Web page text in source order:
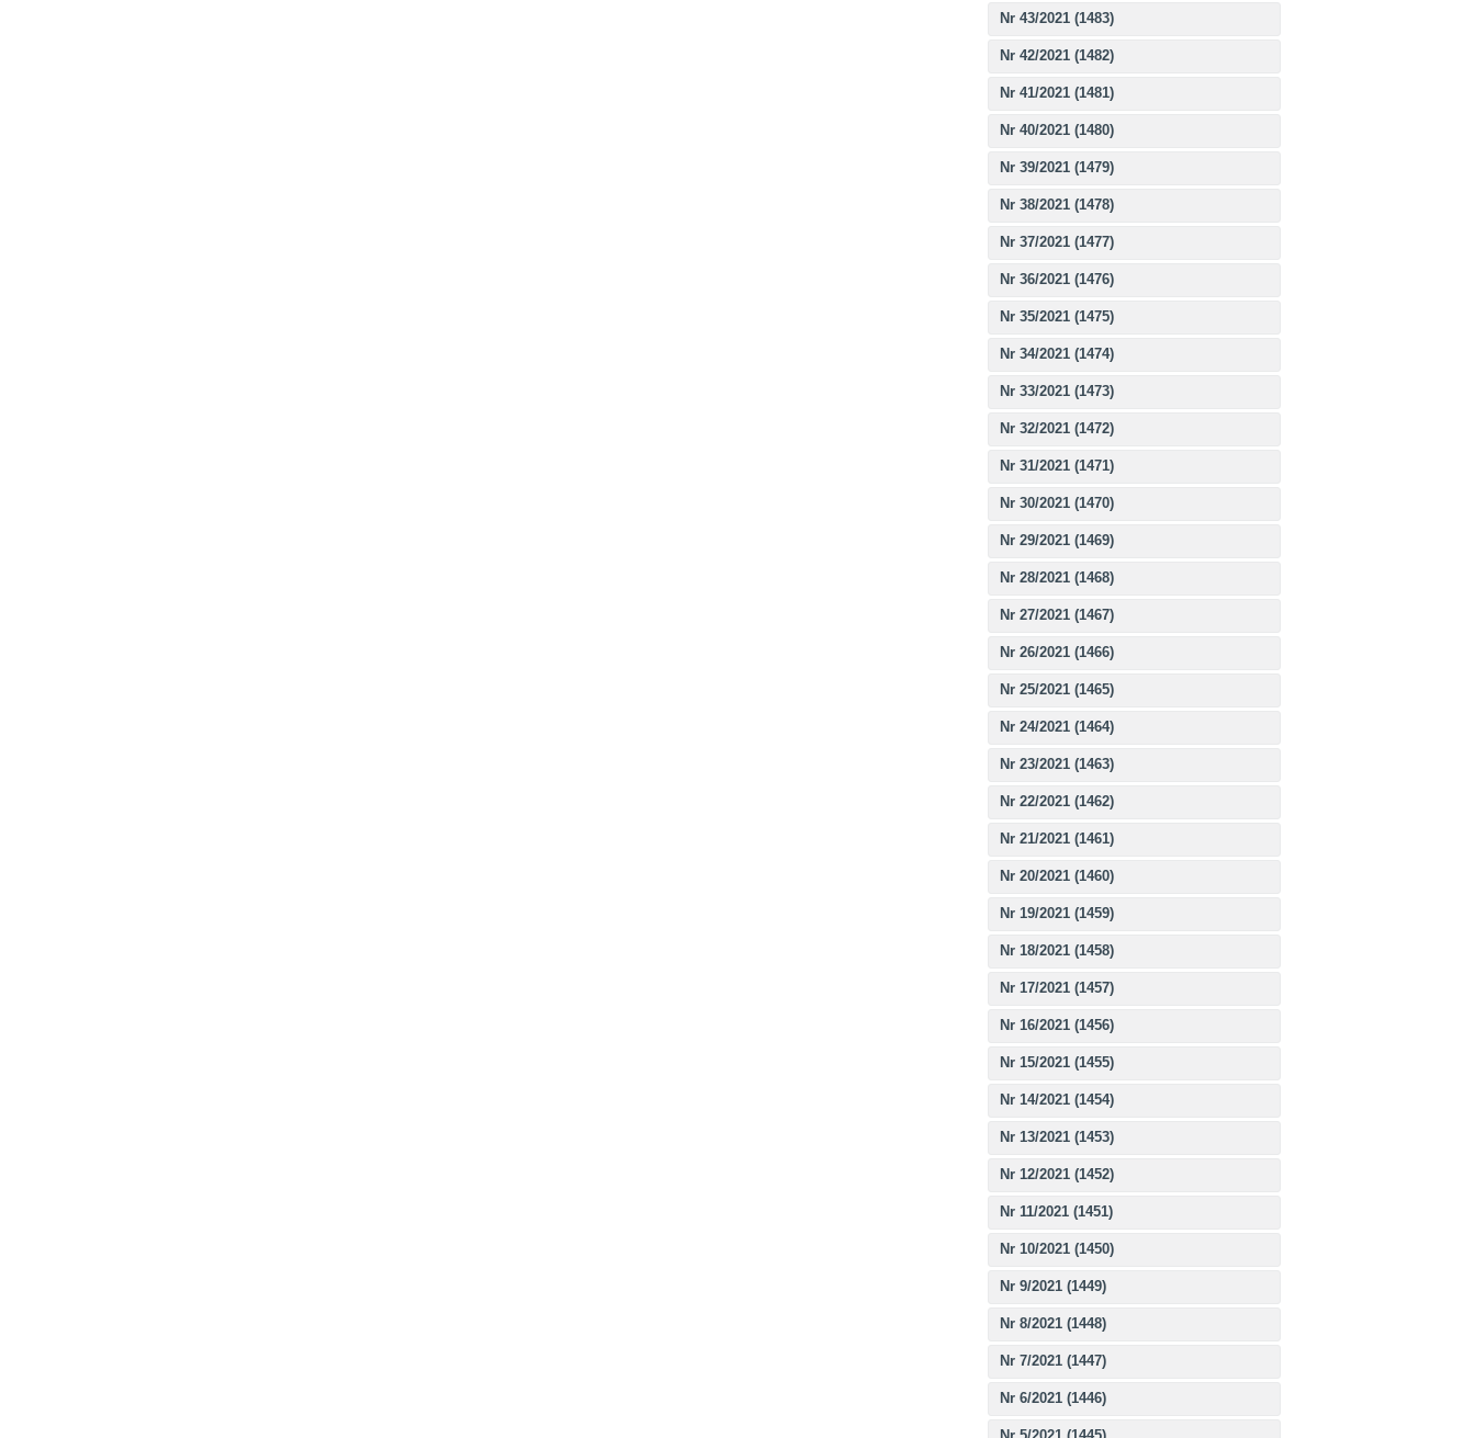
Nr 43/2021 (1483)
Nr 42/2021 (1482)
Nr 41/2021 (1481)
Nr 40/2021 (1480)
Nr 39/2021 (1479)
Nr 38/2021 (1478)
Nr 37/2021 (1477)
Nr 36/2021 (1476)
Nr 35/2021 (1475)
Nr 34/2021 (1474)
Nr 33/2021 (1473)
Nr 32/2021 (1472)
Nr 31/2021 (1471)
Nr 30/2021 (1470)
Nr 29/2021 (1469)
Nr 28/2021 (1468)
Nr 27/2021 (1467)
Nr 26/2021 (1466)
Nr 25/2021 (1465)
Nr 24/2021 (1464)
Nr 23/2021 (1463)
Nr 22/2021 (1462)
Nr 21/2021 (1461)
Nr 20/2021 (1460)
Nr 19/2021 (1459)
Nr 18/2021 (1458)
Nr 17/2021 (1457)
Nr 16/2021 (1456)
Nr 15/2021 (1455)
Nr 14/2021 (1454)
Nr 13/2021 (1453)
Nr 12/2021 (1452)
Nr 11/2021 (1451)
Nr 10/2021 (1450)
Nr 9/2021 (1449)
Nr 8/2021 (1448)
Nr 7/2021 (1447)
Nr 6/2021 (1446)